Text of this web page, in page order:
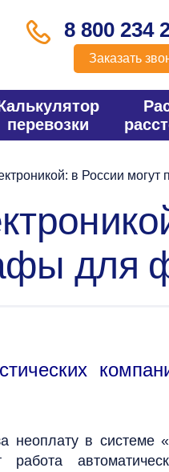
8 800 234
Заказать
перевозки
в России
для
в системе